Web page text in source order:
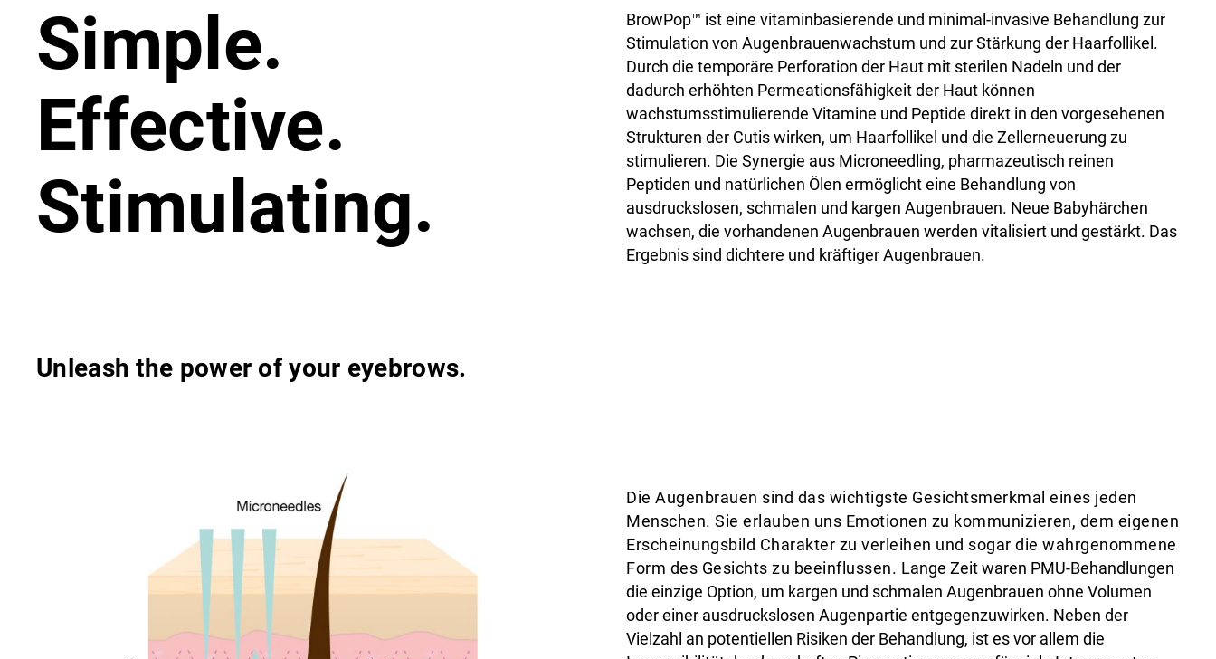
Simple.
Effective.
Stimulating.
BrowPop™ ist eine vitaminbasierende und minimal-invasive Behandlung zur
Stimulation von Augenbrauenwachstum und zur Stärkung der Haarfollikel.
Durch die temporäre Perforation der Haut mit sterilen Nadeln und der
dadurch erhöhten Permeationsfähigkeit der Haut können
wachstumsstimulierende Vitamine und Peptide direkt in den vorgesehenen
Strukturen der Cutis wirken, um Haarfollikel und die Zellerneuerung zu
stimulieren. Die Synergie aus Microneedling, pharmazeutisch reinen
Peptiden und natürlichen Ölen ermöglicht eine Behandlung von
ausdruckslosen, schmalen und kargen Augenbrauen. Neue Babyhärchen
wachsen, die vorhandenen Augenbrauen werden vitalisiert und gestärkt. Das
Ergebnis sind dichtere und kräftiger Augenbrauen.
Unleash the power of your eyebrows.
Die Augenbrauen sind das wichtigste Gesichtsmerkmal eines jeden
Menschen. Sie erlauben uns Emotionen zu kommunizieren, dem eigenen
Erscheinungsbild Charakter zu verleihen und sogar die wahrgenommene
Form des Gesichts zu beeinflussen. Lange Zeit waren PMU-Behandlungen
die einzige Option, um kargen und schmalen Augenbrauen ohne Volumen
oder einer ausdruckslosen Augenpartie entgegenzuwirken. Neben der
Vielzahl an potentiellen Risiken der Behandlung, ist es vor allem die